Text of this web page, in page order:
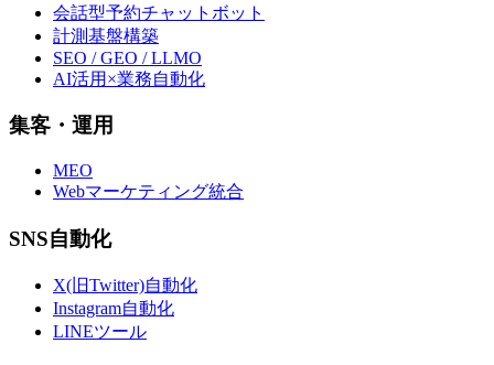
会話型予約チャットボット
計測基盤構築
SEO / GEO / LLMO
AI活用×業務自動化
集客・運用
MEO
Webマーケティング統合
SNS自動化
X(旧Twitter)自動化
Instagram自動化
LINEツール